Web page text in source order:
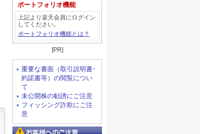
ポートフォリオ機能
上記より楽天会員にログイン
してください。
ポートフォリオ機能とは？
[PR]
重要な書面（取引説明書･
約諾書等）の閲覧につい
て
未公開株の勧誘にご注意
フィッシング詐欺にご注
意